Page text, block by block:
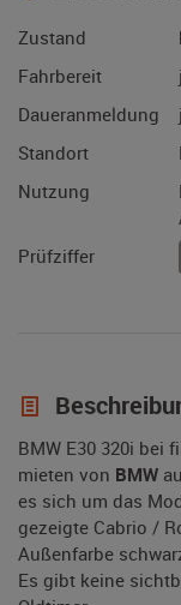
Zustand
Fahrbereit
Daueranmeldung
Standort
Nutzung
Prüfziffer
BMW E30 320i bei
mieten von BMW
es sich um das
gezeigte Cabrio /
Außenfarbe
Es gibt keine